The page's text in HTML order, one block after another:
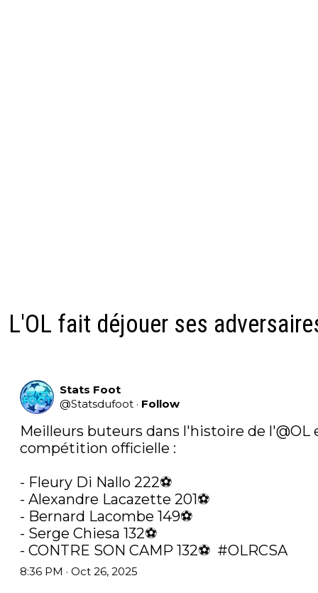
L'OL fait déjouer ses
Stats Foot
@Statsdufoot · Follow
Meilleurs buteurs dans l'histoire de l'@OL
compétition officielle :
- Fleury Di Nallo 222⚽️
- Alexandre Lacazette 201⚽️
- Bernard Lacombe 149⚽️
- Serge Chiesa 132⚽️
- CONTRE SON CAMP 132⚽️ #OLRCSA
8:36 PM · Oct 26, 2025